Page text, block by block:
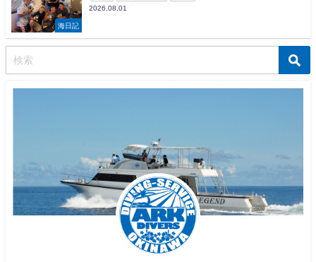
海日記
2026.08.01